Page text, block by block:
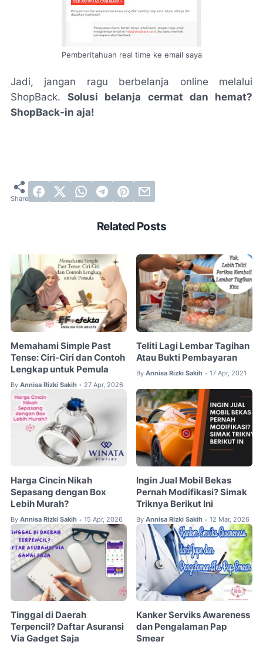
Pemberitahuan real time ke email saya
Jadi, jangan ragu berbelanja online melalui
ShopBack.Solusi belanja cermat dan hemat?
ShopBack-in aja!
Related Posts
Memahami Simple Past
Tense: Ciri-Ciri dan Contoh
Lengkap untuk Pemula
By Annisa Rizki Sakih • 27 Apr, 2026
Teliti Lagi Lembar Tagihan
Atau Bukti Pembayaran
By Annisa Rizki Sakih • 17 Apr, 2021
Harga Cincin Nikah
Sepasang dengan Box
Lebih Murah?
By Annisa Rizki Sakih • 15 Apr, 2026
Ingin Jual Mobil Bekas
Pernah Modifikasi? Simak
Triknya Berikut Ini
By Annisa Rizki Sakih • 12 Mar, 2026
Tinggal di Daerah
Terpencil? Daftar Asuransi
Via Gadget Saja
Kanker Serviks Awareness
dan Pengalaman Pap
Smear